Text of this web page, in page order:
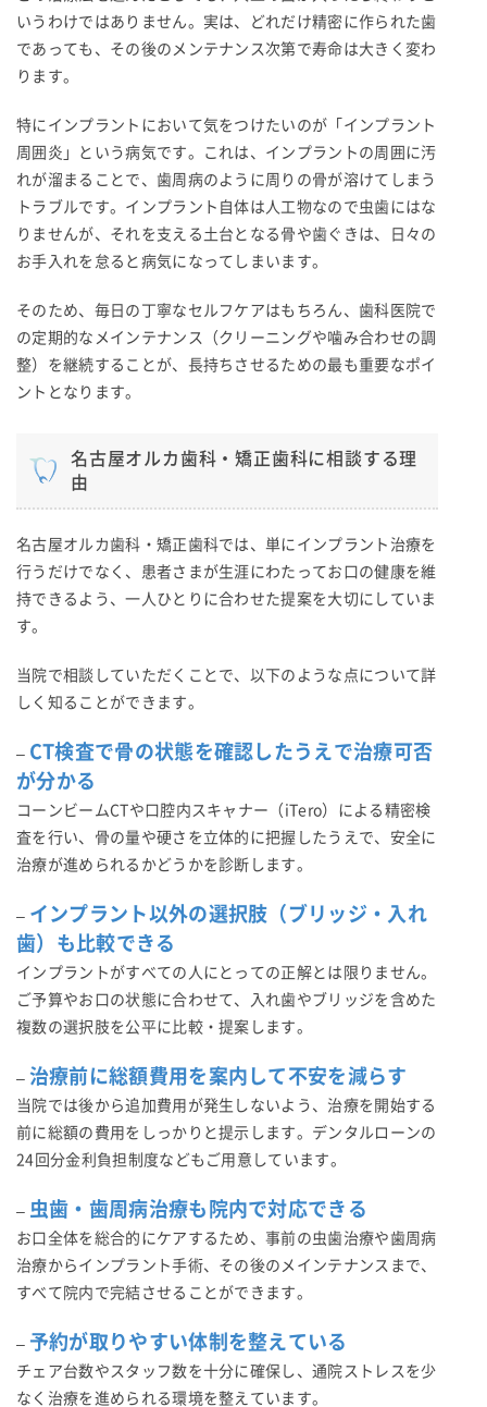
いうわけではありません。実は、どれだけ精密に作られた歯
であっても、その後のメンテナンス次第で寿命は大きく変わ
ります。
特にインプラントにおいて気をつけたいのが「インプラント
周囲炎」という病気です。これは、インプラントの周囲に汚
れが溜まることで、歯周病のように周りの骨が溶けてしまう
トラブルです。インプラント自体は人工物なので虫歯にはな
りませんが、それを支える土台となる骨や歯ぐきは、日々の
お手入れを怠ると病気になってしまいます。
そのため、毎日の丁寧なセルフケアはもちろん、歯科医院で
の定期的なメインテナンス（クリーニングや噛み合わせの調
整）を継続することが、長持ちさせるための最も重要なポイ
ントとなります。
名古屋オルカ歯科・矯正歯科に相談する理
由
名古屋オルカ歯科・矯正歯科では、単にインプラント治療を
行うだけでなく、患者さまが生涯にわたってお口の健康を維
持できるよう、一人ひとりに合わせた提案を大切にしていま
す。
当院で相談していただくことで、以下のような点について詳
しく知ることができます。
– CT検査で骨の状態を確認したうえで治療可否
が分かる
コーンビームCTや口腔内スキャナー（iTero）による精密検
査を行い、骨の量や硬さを立体的に把握したうえで、安全に
治療が進められるかどうかを診断します。
– インプラント以外の選択肢（ブリッジ・入れ
歯）も比較できる
インプラントがすべての人にとっての正解とは限りません。
ご予算やお口の状態に合わせて、入れ歯やブリッジを含めた
複数の選択肢を公平に比較・提案します。
– 治療前に総額費用を案内して不安を減らす
当院では後から追加費用が発生しないよう、治療を開始する
前に総額の費用をしっかりと提示します。デンタルローンの
24回分金利負担制度などもご用意しています。
– 虫歯・歯周病治療も院内で対応できる
お口全体を総合的にケアするため、事前の虫歯治療や歯周病
治療からインプラント手術、その後のメインテナンスまで、
すべて院内で完結させることができます。
– 予約が取りやすい体制を整えている
チェア台数やスタッフ数を十分に確保し、通院ストレスを少
なく治療を進められる環境を整えています。